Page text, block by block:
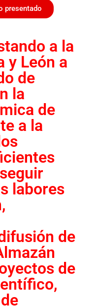
a la
y León a
de
la
de
a la
labores
de
de
presentado